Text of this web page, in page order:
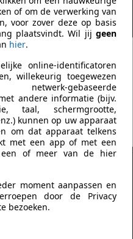
of om de verwerking van
voor zover deze op basis
plaatsvindt. Wil jij geen
hier.
online-identificatoren
willekeurig toegewezen
gebaseerde
andere informatie (bijv.
taal, schermgrootte,
kunnen op uw apparaat
om dat apparaat telkens
met een app of met een
of meer van de hier
moment aanpassen en
door de Privacy
bezoeken.